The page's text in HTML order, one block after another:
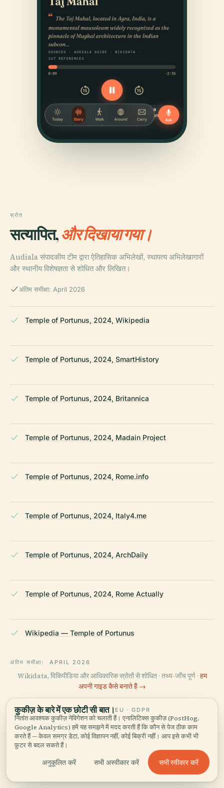
स्रोत
सत्यापित,और दिखाया गया।
Audiala संपादकीय टीम द्वारा ऐतिहासिक अभिलेखों, स्थापत्य अभिलेखागारों
और स्थानीय विशेषज्ञता से शोधित और लिखित।
अंतिम समीक्षा: April 2026
Temple of Portunus, 2024, Wikipedia
Temple of Portunus, 2024, SmartHistory
Temple of Portunus, 2024, Britannica
Temple of Portunus, 2024, Madain Project
Temple of Portunus, 2024, Rome.info
Temple of Portunus, 2024, Italy4.me
Temple of Portunus, 2024, ArchDaily
Temple of Portunus, 2024, Rome Actually
Wikipedia — Temple of Portunus
अंतिम समीक्षा: APRIL 2026
Wikidata, विकिपीडिया और आधिकारिक स्रोतों से शोधित · तथ्य-जाँच पूर्ण · हम
अपनी गाइड कैसे बनाते हैं →
इलाके को घूमें
पोर्टुनस का मंदिर को नक्शे पर देखें और
मानचित्र देखें
कुकीज़ के बारे में एक छोटी सी बात। EU · GDPR
नितांत आवश्यक कुकीज़ नेविगेशन को चलाती हैं। एनालिटिक्स कुकीज़ (PostHog,
Google Analytics) हमें यह समझने में मदद करती हैं कि कौन से पेज ठीक काम
करते हैं — केवल समग्र डेटा, कोई विज्ञापन नहीं, कोई बिक्री नहीं। आप इसे कभी भी
फ़ुटर से बदल सकते हैं।
अनुकूलित करें सभी अस्वीकार करें सभी स्वीकार करें